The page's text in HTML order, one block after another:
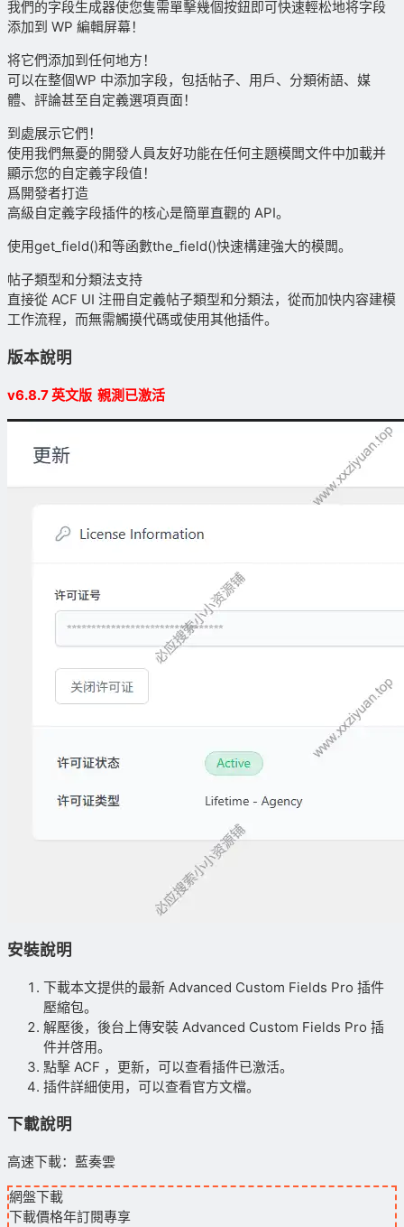
我們的字段生成器使您隻需單擊幾個按鈕即可快速輕松地将字段
添加到 WP 編輯屏幕！
将它們添加到任何地方！
可以在整個WP 中添加字段，包括帖子、用戶、分類術語、媒
體、評論甚至自定義選項頁面！
到處展示它們！
使用我們無憂的開發人員友好功能在任何主題模闆文件中加載并
顯示您的自定義字段值！
爲開發者打造
高級自定義字段插件的核心是簡單直觀的 API。
使用get_field()和等函數the_field()快速構建強大的模闆。
帖子類型和分類法支持
直接從 ACF UI 注冊自定義帖子類型和分類法，從而加快内容建模
工作流程，而無需觸摸代碼或使用其他插件。
版本說明
v6.8.7 英文版 親測已激活
安裝說明
下載本文提供的最新 Advanced Custom Fields Pro 插件
壓縮包。
解壓後，後台上傳安裝 Advanced Custom Fields Pro 插
件并啓用。
點擊 ACF ，更新，可以查看插件已激活。
插件詳細使用，可以查看官方文檔。
下載說明
高速下載：藍奏雲
網盤下載
下載價格年訂閱專享